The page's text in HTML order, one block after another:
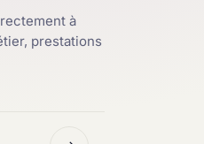
à
prestations